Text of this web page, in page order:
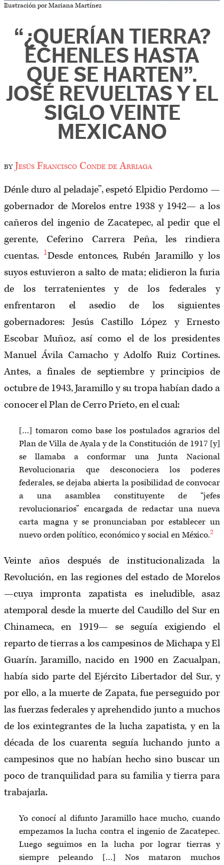
Ilustración por Mariana Martínez
“¿QUERÍAN TIERRA?
ÉCHENLES HASTA
QUE SE HARTEN”.
JOSÉ REVUELTAS Y EL
SIGLO VEINTE
MEXICANO
byJesús Francisco Conde de Arriaga
Dénle duro al peladaje”, espetó Elpidio Perdomo ­—
gobernador de Morelos entre 1938 y 1942— a los
cañeros del ingenio de Zacatepec, al pedir que el
gerente, Ceferino Carrera Peña, les rindiera
cuentas. 1Desde entonces, Rubén Jaramillo y los
suyos estuvieron a salto de mata; elidieron la furia
de los terratenientes y de los federales y
enfrentaron el asedio de los siguientes
gobernadores: Jesús Castillo López y Ernesto
Escobar Muñoz, así como el de los presidentes
Manuel Ávila Camacho y Adolfo Ruiz Cortines.
Antes, a finales de septiembre y principios de
octubre de 1943, Jaramillo y su tropa habían dado a
conocer el Plan de Cerro Prieto, en el cual:
[…] tomaron como base los postulados agrarios del
Plan de Villa de Ayala y de la Constitución de 1917 [y]
se llamaba a conformar una Junta Nacional
Revolucionaria que desconociera los poderes
federales, se dejaba abierta la posibilidad de convocar
a una asamblea constituyente de “jefes
revolucionarios” encargada de redactar una nueva
carta magna y se pronunciaban por establecer un
nuevo orden político, económico y social en México.2
Veinte años después de institucionalizada la
Revolución, en las regiones del estado de Morelos
—cuya impronta zapatista es ineludible, asaz
atemporal desde la muerte del Caudillo del Sur en
Chinameca, en 1919— se seguía exigiendo el
reparto de tierras a los campesinos de Michapa y El
Guarín. Jaramillo, nacido en 1900 en Zacualpan,
había sido parte del Ejército Libertador del Sur, y
por ello, a la muerte de Zapata, fue perseguido por
las fuerzas federales y aprehendido junto a muchos
de los exintegrantes de la lucha zapatista, y en la
década de los cuarenta seguía luchando junto a
campesinos que no habían hecho sino buscar un
poco de tranquilidad para su familia y tierra para
trabajarla.
Yo conocí al difunto Jaramillo hace mucho, cuando
empezamos la lucha contra el ingenio de Zacatepec.
Luego seguimos en la lucha por lograr tierras y
siempre peleando […] Nos mataron muchos